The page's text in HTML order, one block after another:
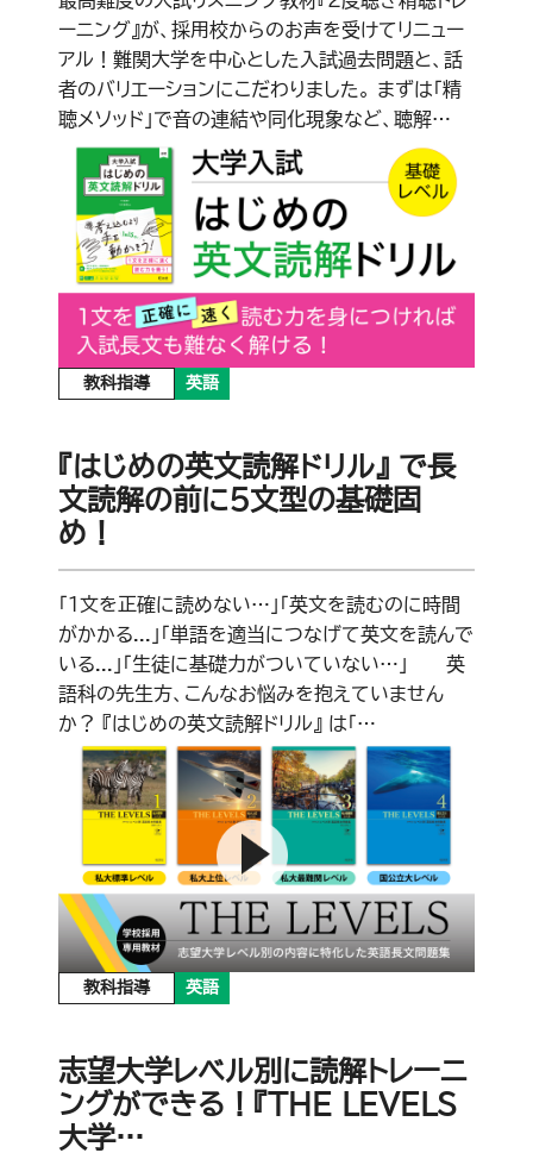
ーニング』が、採用校からのお声を受けてリニュー
アル！難関大学を中心とした入試過去問題と、話
者のバリエーションにこだわりました。 まずは「精
聴メソッド」で音の連結や同化現象など、聴解…
教科指導 英語
『はじめの英文読解ドリル』 で長
文読解の前に５文型の基礎固
め！
「１文を正確に読めない…」「英文を読むのに時間
がかかる...」「単語を適当につなげて英文を読んで
いる...」「生徒に基礎力がついていない…」――英
語科の先生方、こんなお悩みを抱えていません
か？ 『はじめの英文読解ドリル』 は「…
教科指導 英語
志望大学レベル別に読解トレーニ
ングができる！『THE LEVELS
大学…